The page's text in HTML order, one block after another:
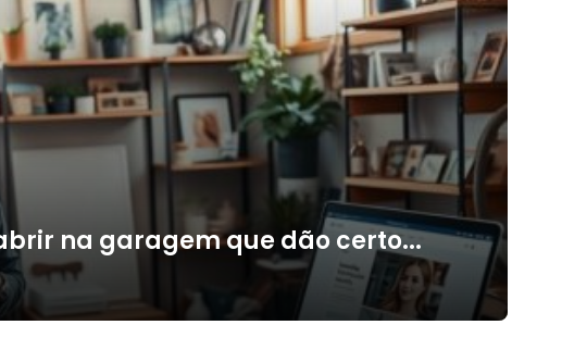
na garagem que dão certo...